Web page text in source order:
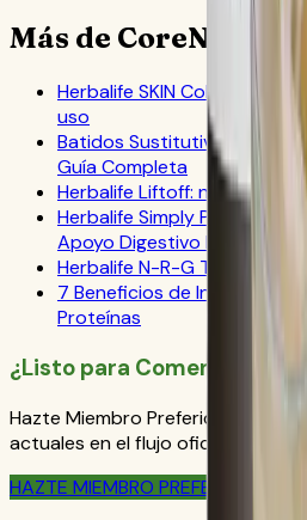
Más de CoreNutri
Herbalife SKIN Collagen
uso
Batidos Sustitutivos de
Guía Completa
Herbalife Liftoff: notas
Herbalife Simply Probiotic:
Apoyo Digestivo Diario
Herbalife N-R-G Tea: FAQ
7 Beneficios de Iniciar Tu
Proteínas
¿Listo para Comenzar Tu
Hazte Miembro Preferido de
actuales en el flujo oficial de
HAZTE MIEMBRO PREFERIDO